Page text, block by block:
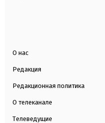
О нас
Редакция
Редакционная политика
О телеканале
Телеведущие